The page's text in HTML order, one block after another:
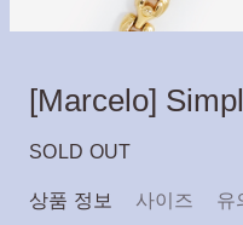
[Marcelo]
SOLD OUT
상품 정보 사이즈 유